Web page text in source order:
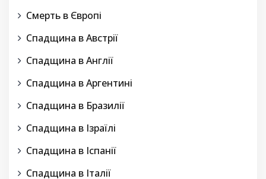
Смерть в Європі
Спадщина в Австрії
Спадщина в Англії
Спадщина в Аргентині
Спадщина в Бразилії
Спадщина в Ізраїлі
Спадщина в Іспанії
Спадщина в Італії